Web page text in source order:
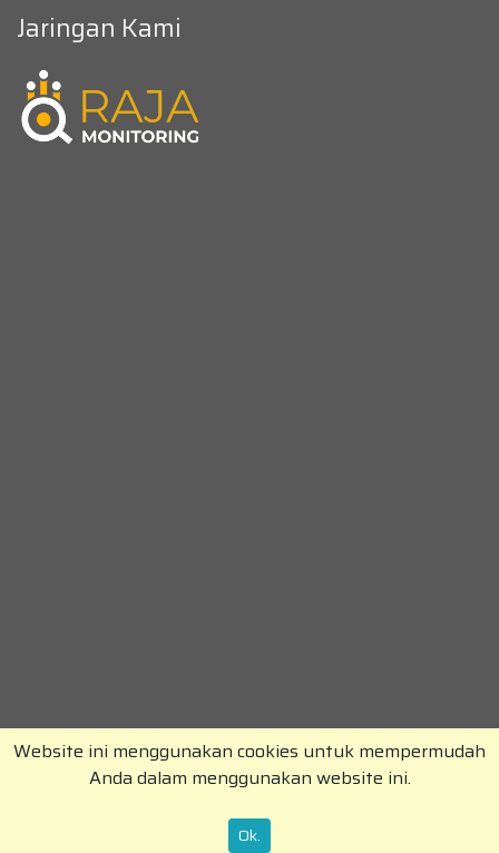
Jaringan Kami
Copyright © RajaKomen.com 2026 All Rights
Reserved.
Website ini menggunakan cookies untuk mempermudah
Anda dalam menggunakan website ini.
Ok.